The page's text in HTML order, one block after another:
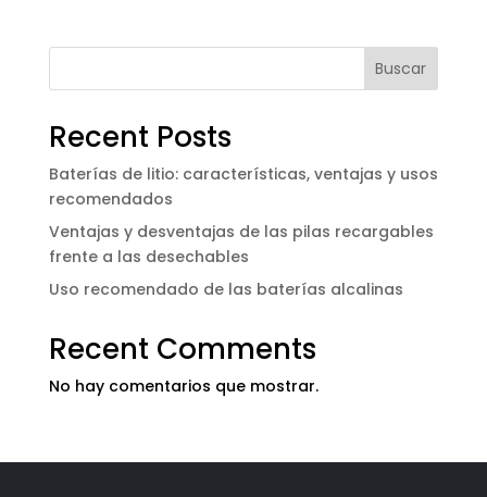
Buscar
Recent Posts
Baterías de litio: características, ventajas y usos
recomendados
Ventajas y desventajas de las pilas recargables
frente a las desechables
Uso recomendado de las baterías alcalinas
Recent Comments
No hay comentarios que mostrar.